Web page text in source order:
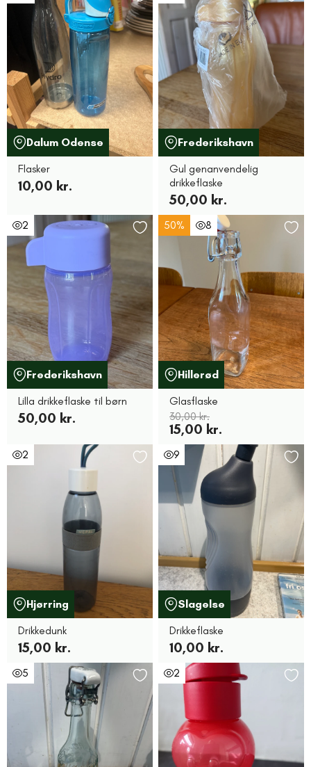
Dalum Odense
Flasker
10,00 kr.
Frederikshavn
Gul genanvendelig
drikkeflaske
50,00 kr.
2
Frederikshavn
Lilla drikkeflaske til børn
50,00 kr.
50% 8
Hillerød
Glasflaske
30,00 kr.
15,00 kr.
2
Hjørring
Drikkedunk
15,00 kr.
9
Slagelse
Drikkeflaske
10,00 kr.
5 2